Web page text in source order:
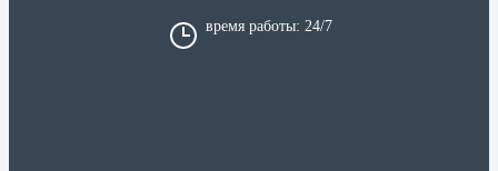
время работы: 24/7